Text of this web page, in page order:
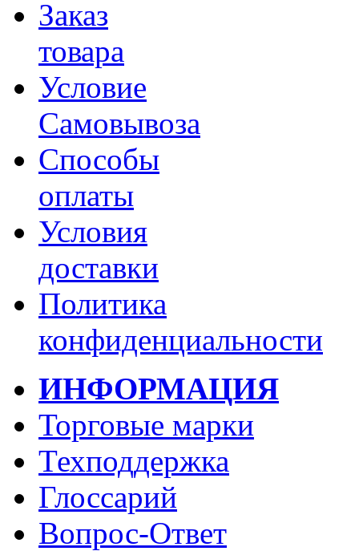
Заказ
товара
Условие
Самовывоза
Способы
оплаты
Условия
доставки
Политика
конфиденциальности
ИНФОРМАЦИЯ
Торговые марки
Техподдержка
Глоссарий
Вопрос-Ответ